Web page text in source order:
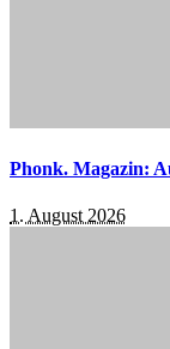
Phonk. Magazin:
1. August 2026